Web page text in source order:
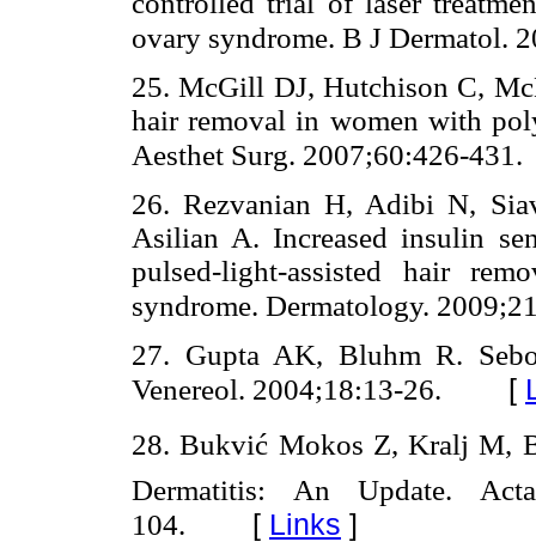
ovary syndrome. B J Dermatol.
25. McGill DJ, Hutchison C,
hair removal in women with
Aesthet Surg. 2007;60:426-431.
26. Rezvanian H, Adibi N,
Asilian A. Increased insulin
pulsed-light-assisted hair
syndrome. Dermatology.
27. Gupta AK, Bluhm R.
Venereol. 2004;18:13-26. [
28. Bukvić Mokos Z, Kralj M,
Dermatitis: An Update.
104. [ Links ]